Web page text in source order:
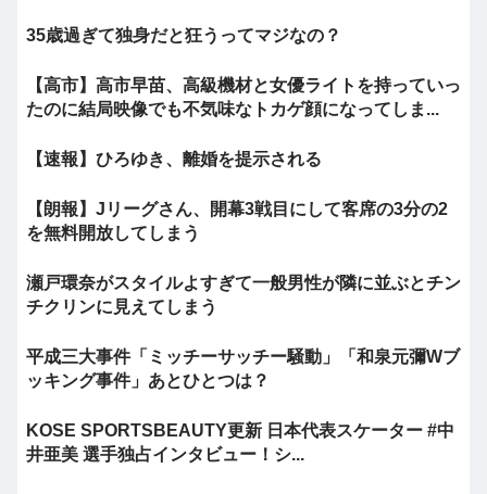
35歳過ぎて独身だと狂うってマジなの？
【高市】高市早苗、高級機材と女優ライトを持っていっ
たのに結局映像でも不気味なトカゲ顔になってしま...
【速報】ひろゆき、離婚を提示される
【朗報】Jリーグさん、開幕3戦目にして客席の3分の2
を無料開放してしまう
瀬戸環奈がスタイルよすぎて一般男性が隣に並ぶとチン
チクリンに見えてしまう
平成三大事件「ミッチーサッチー騒動」「和泉元彌Wブ
ッキング事件」あとひとつは？
KOSE SPORTSBEAUTY更新 日本代表スケーター #中
井亜美 選手独占インタビュー！シ...